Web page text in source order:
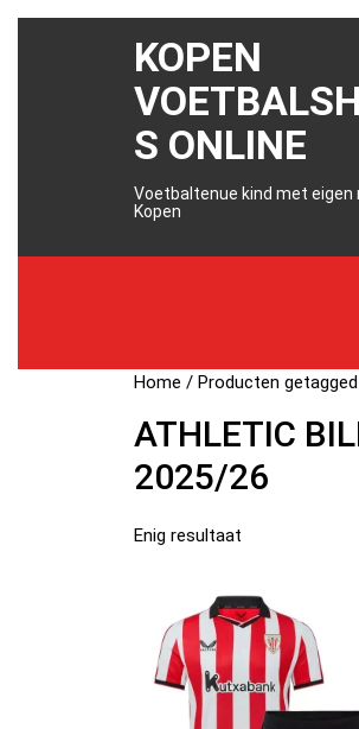
KOPEN
S ONLINE
Voetbaltenue kind met eigen
Kopen
Home / Producten
ATHLETIC
2025/26
Enig resultaat